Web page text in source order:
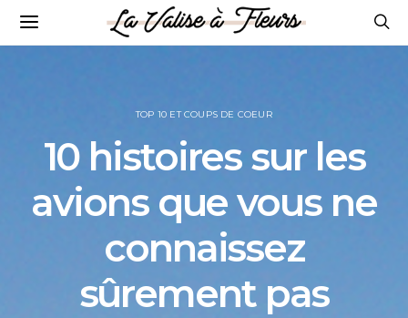
TOP 10 ET COUPS DE COEUR
10 histoires sur les
avions que vous ne
connaissez
sûrement pas